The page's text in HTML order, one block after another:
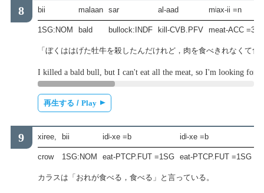
bii malaan sar al-aad mʲax-ii =n
1SG:NOM bald bullock:INDF kill-CVB.PFV meat-ACC
「ぼくははげた牡牛を殺したんだけれど，肉を食べきれなくて
I killed a bald bull, but I can't eat all the meat, so I'm looking for
再生する /Play
xiree, bii idʲ-xe =b idʲ-xe =b
crow 1SG:NOM eat-PTCP.FUT =1SG eat-PTCP.FUT =1SG
カラスは「おれが食べる，食べる」と言っている。